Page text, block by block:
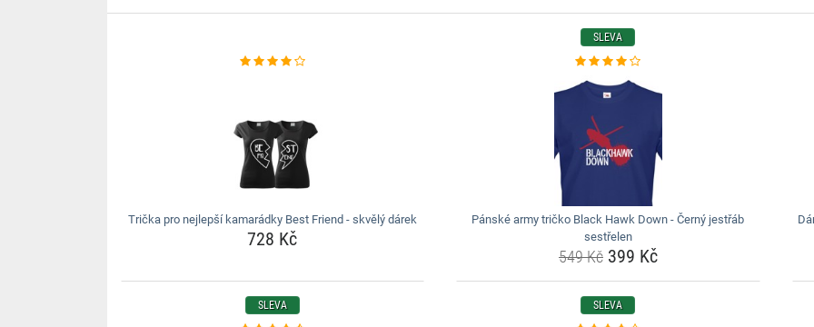
Trička pro nejlepší kamarádky Best Friend - skvělý dárek
728 Kč
SLEVA
Pánské army tričko Black Hawk Down - Černý jestřáb
sestřelen
549 Kč399 Kč
SLEVA SLEVA